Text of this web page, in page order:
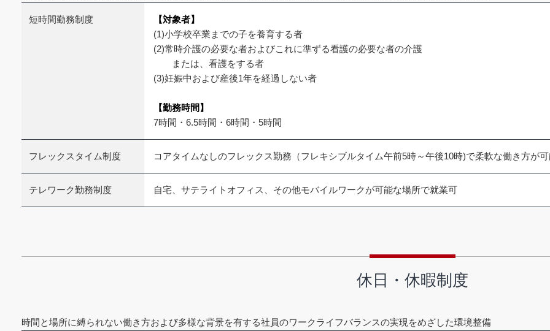
短時間勤務制度
【対象者】
(1)小学校卒業までの子を養育する者
(2)常時介護の必要な者およびこれに準ずる看護の必要な者の介護
または、看護をする者
(3)妊娠中および産後1年を経過しない者
【勤務時間】
7時間・6.5時間・6時間・5時間
フレックスタイム制度 コアタイムなしのフレックス勤務（フレキシブルタイム午前5時～午後10時)で柔軟な働き方が
テレワーク勤務制度 自宅、サテライトオフィス、その他モバイルワークが可能な場所で就業可
休日・休暇制度
時間と場所に縛られない働き方および多様な背景を有する社員のワークライフバランスの実現をめざした環境整備